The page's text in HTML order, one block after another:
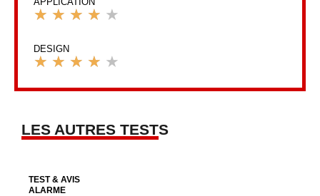
★ ★ ★ ★ ★
5
DESIGN
★ ★ ★ ★ ★
5
LES AUTRES TESTS
TEST & AVIS
ALARME